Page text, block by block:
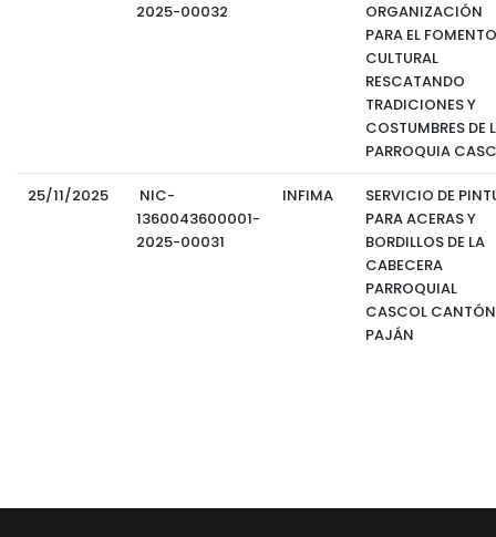
2025-00032
ORGANIZACIÓN
PARA EL FOMENTO
CULTURAL
RESCATANDO
TRADICIONES Y
COSTUMBRES DE
PARROQUIA
25/11/2025
NIC-
1360043600001-
2025-00031
INFIMA
SERVICIO DE
PARA ACERAS Y
BORDILLOS DE LA
CABECERA
PARROQUIAL
CASCOL CANTÓN
PAJÁN